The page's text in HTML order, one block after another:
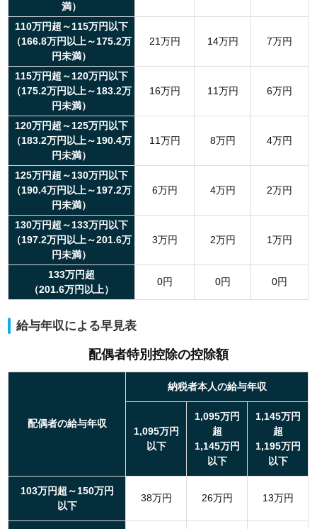
満）
110万円超～115万円以下
（166.8万円以上～175.2万
円未満）
21万円 14万円 7万円
115万円超～120万円以下
（175.2万円以上～183.2万
円未満）
16万円 11万円 6万円
120万円超～125万円以下
（183.2万円以上～190.4万
円未満）
11万円 8万円 4万円
125万円超～130万円以下
（190.4万円以上～197.2万
円未満）
6万円 4万円 2万円
130万円超～133万円以下
（197.2万円以上～201.6万
円未満）
3万円 2万円 1万円
133万円超
（201.6万円以上）
0円 0円 0円
給与年収による早見表
配偶者特別控除の控除額
配偶者の給与年収
納税者本人の給与年収
1,095万円
以下
1,095万円
超
1,145万円
以下
1,145万円
超
1,195万円
以下
103万円超～150万円
以下
38万円 26万円 13万円